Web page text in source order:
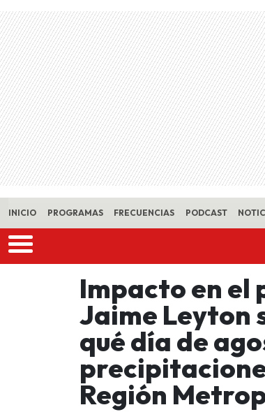
Skip to main content
INICIO PROGRAMAS FRECUENCIAS PODCAST
Impacto en el
Jaime Leyton
qué día de
Región